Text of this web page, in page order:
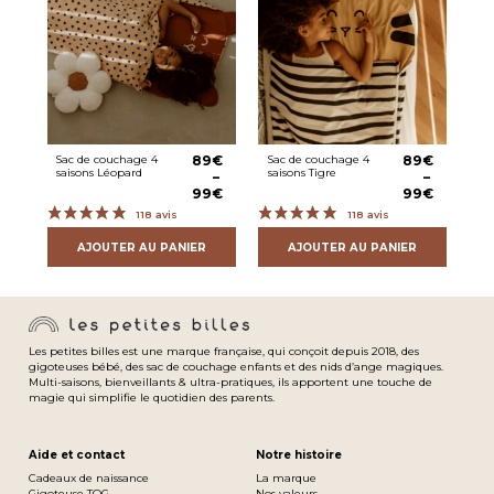
Stephane K.
Lot de 4 lingettes lavables en coton oeko-tex offertes
★★★★★
10 août 2024
Produit conforme à sa description et dans les délais
communiqués.
Cyril L.
Lot de 4 lingettes lavables en coton oeko-tex offertes
★★★
30 juillet 2024
Manon Et Clinton G.
Lot de 4 lingettes lavables en coton oeko-tex offertes
★★★★★
6 juillet 2024
variations.
Les
options
peuvent
choisies
sur
du
variations.
Les
options
peuvent
être
choisies
sur
la
du
Sac de couchage 4
saisons Léopard
89€
–
99€Plage
prix :
AJOUTER AU PANIER
plusieurs
variations.
Les
options
peuvent
sur
page
Sac de couchage 4
saisons Tigre
89€
–
99€Plage
prix :
AJOUTER AU PANIER
variations.
Les
options
peuvent
sur
page
Les petites billes est une marque française, qui conçoit depuis 2018, des
gigoteuses bébé, des sac de couchage enfants et des nids d’ange magiques.
Multi-saisons, bienveillants & ultra-pratiques, ils apportent une touche de
magie qui simplifie le quotidien des parents.
Aide et contact
Cadeaux de naissance
Notre histoire
La marque